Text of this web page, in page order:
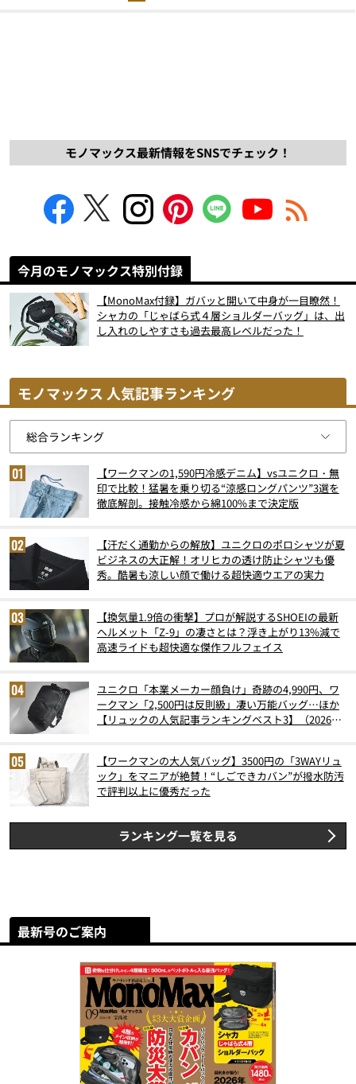
モノマックス最新情報をSNSでチェック！
今月のモノマックス特別付録
【MonoMax付録】ガバッと開いて中身が一目瞭然！
シャカの「じゃばら式４層ショルダーバッグ」は、出
し入れのしやすさも過去最高レベルだった！
モノマックス 人気記事ランキング
【ワークマンの1,590円冷感デニム】vsユニクロ・無
印で比較！猛暑を乗り切る“涼感ロングパンツ”3選を
徹底解剖。接触冷感から綿100%まで決定版
【汗だく通勤からの解放】ユニクロのポロシャツが夏
ビジネスの大正解！オリヒカの透け防止シャツも優
秀。酷暑も涼しい顔で働ける超快適ウエアの実力
【換気量1.9倍の衝撃】プロが解説するSHOEIの最新
ヘルメット「Z-9」の凄さとは？浮き上がり13%減で
高速ライドも超快適な傑作フルフェイス
ユニクロ「本業メーカー顔負け」奇跡の4,990円、ワ
ークマン「2,500円は反則級」凄い万能バッグ…ほか
【リュックの人気記事ランキングベスト3】（2026年
【ワークマンの大人気バッグ】3500円の「3WAYリュ
ック」をマニアが絶賛！“しごできカバン”が撥水防汚
で評判以上に優秀だった
ランキング一覧を見る
最新号のご案内